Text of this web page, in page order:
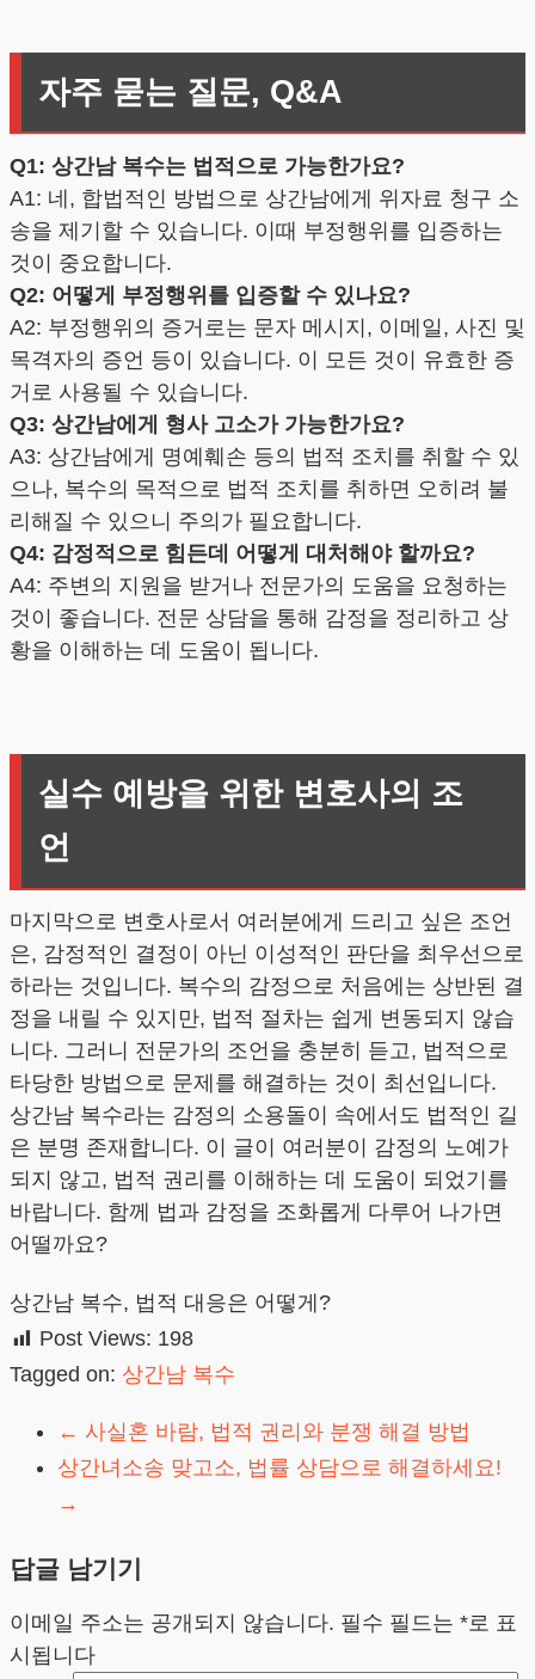
자주 묻는 질문, Q&A
Q1: 상간남 복수는 법적으로 가능한가요?
A1: 네, 합법적인 방법으로 상간남에게 위자료 청구 소
송을 제기할 수 있습니다. 이때 부정행위를 입증하는
것이 중요합니다.
Q2: 어떻게 부정행위를 입증할 수 있나요?
A2: 부정행위의 증거로는 문자 메시지, 이메일, 사진 및
목격자의 증언 등이 있습니다. 이 모든 것이 유효한 증
거로 사용될 수 있습니다.
Q3: 상간남에게 형사 고소가 가능한가요?
A3: 상간남에게 명예훼손 등의 법적 조치를 취할 수 있
으나, 복수의 목적으로 법적 조치를 취하면 오히려 불
리해질 수 있으니 주의가 필요합니다.
Q4: 감정적으로 힘든데 어떻게 대처해야 할까요?
A4: 주변의 지원을 받거나 전문가의 도움을 요청하는
것이 좋습니다. 전문 상담을 통해 감정을 정리하고 상
황을 이해하는 데 도움이 됩니다.
실수 예방을 위한 변호사의 조
언
마지막으로 변호사로서 여러분에게 드리고 싶은 조언
은, 감정적인 결정이 아닌 이성적인 판단을 최우선으로
하라는 것입니다. 복수의 감정으로 처음에는 상반된 결
정을 내릴 수 있지만, 법적 절차는 쉽게 변동되지 않습
니다. 그러니 전문가의 조언을 충분히 듣고, 법적으로
타당한 방법으로 문제를 해결하는 것이 최선입니다.
상간남 복수라는 감정의 소용돌이 속에서도 법적인 길
은 분명 존재합니다. 이 글이 여러분이 감정의 노예가
되지 않고, 법적 권리를 이해하는 데 도움이 되었기를
바랍니다. 함께 법과 감정을 조화롭게 다루어 나가면
어떨까요?
상간남 복수, 법적 대응은 어떻게?
Post Views: 198
Tagged on: 상간남 복수
← 사실혼 바람, 법적 권리와 분쟁 해결 방법
상간녀소송 맞고소, 법률 상담으로 해결하세요!
→
답글 남기기
이메일 주소는 공개되지 않습니다. 필수 필드는 *로 표
시됩니다